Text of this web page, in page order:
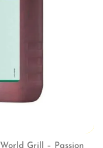
World Grill – Passion